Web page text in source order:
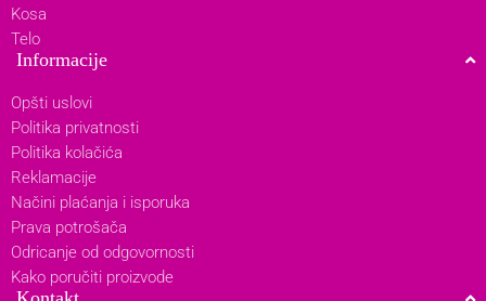
Kosa
Telo
Informacije
Opšti uslovi
Politika privatnosti
Politika kolačića
Reklamacije
Načini plaćanja i isporuka
Prava potrošača
Odricanje od odgovornosti
Kako poručiti proizvode